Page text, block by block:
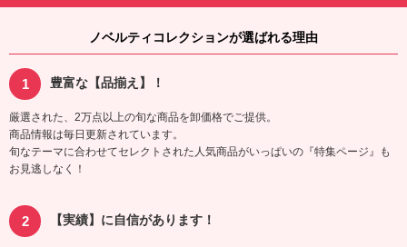
ノベルティコレクションが選ばれる理由
豊富な【品揃え】！
厳選された、2万点以上の旬な商品を卸価格でご提供。
商品情報は毎日更新されています。
旬なテーマに合わせてセレクトされた人気商品がいっぱいの『特集ページ』も
お見逃しなく！
【実績】に自信があります！